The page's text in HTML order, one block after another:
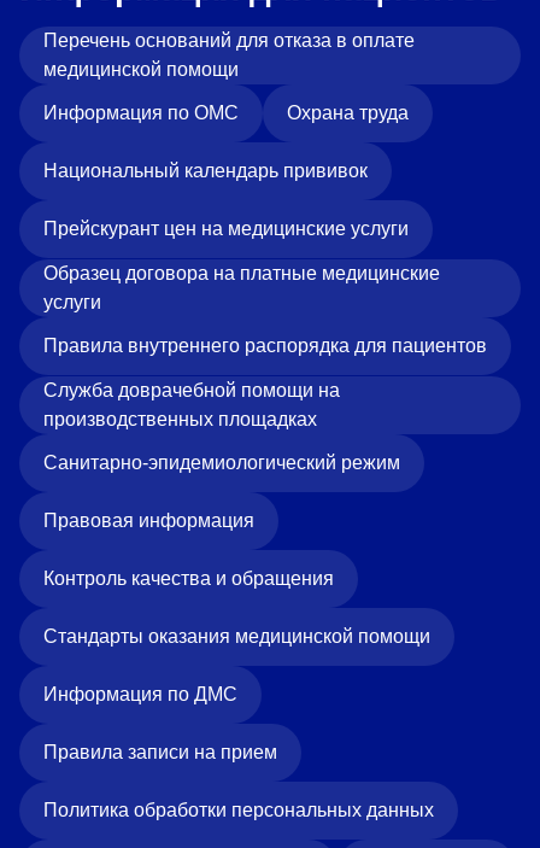
Центр здоровья НЛМК
Адрес
398005, г. Липецк, пл. Металлургов, 1
Понедельник — пятница 7:30–20:00
Суббота 08:00–16:00
Регистратура
+7 (4742) 55-55-43
Санаторий-профилакторий
399000, г. Липецк, Плехановское лесничество,
Ленинский лесхоз, квартал 67
Понедельник — четверг
08:00–16:45
Пятница
перерыв 12:00–12:30
Администратор
Перечень оснований для отказа в оплате
медицинской помощи
Информация по ОМС Охрана труда
Национальный календарь прививок
Прейскурант цен на медицинские услуги
Образец договора на платные медицинские
услуги
Правила внутреннего распорядка для пациентов
Служба доврачебной помощи на
производственных площадках
Санитарно-эпидемиологический режим
Правовая информация
Контроль качества и обращения
Стандарты оказания медицинской помощи
Информация по ДМС
Правила записи на прием
Политика обработки персональных данных